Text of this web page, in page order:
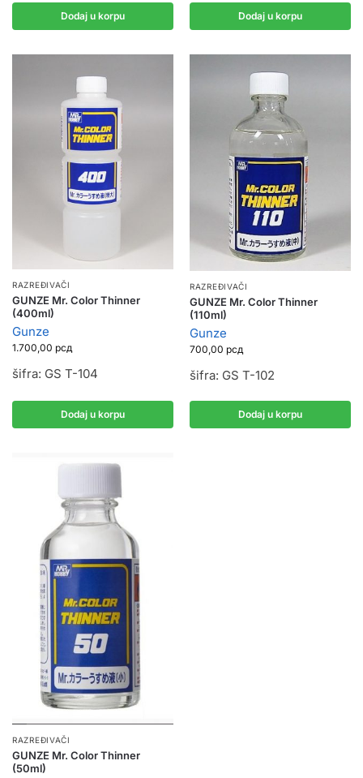
Dodaj u korpu Dodaj u korpu
RAZREĐIVAČI
GUNZE Mr. Color Thinner
(400ml)
Gunze
1.700,00 рсд
šifra: GS T-104
Dodaj u korpu
RAZREĐIVAČI
GUNZE Mr. Color Thinner
(110ml)
Gunze
700,00 рсд
šifra: GS T-102
Dodaj u korpu
RAZREĐIVAČI
GUNZE Mr. Color Thinner
(50ml)